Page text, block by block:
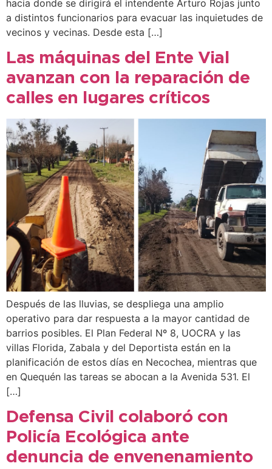
hacia donde se dirigirá el intendente Arturo Rojas junto
a distintos funcionarios para evacuar las inquietudes de
vecinos y vecinas. Desde esta […]
Las máquinas del Ente Vial
avanzan con la reparación de
calles en lugares críticos
Después de las lluvias, se despliega una amplio
operativo para dar respuesta a la mayor cantidad de
barrios posibles. El Plan Federal Nº 8, UOCRA y las
villas Florida, Zabala y del Deportista están en la
planificación de estos días en Necochea, mientras que
en Quequén las tareas se abocan a la Avenida 531. El
[…]
Defensa Civil colaboró con
Policía Ecológica ante
denuncia de envenenamiento